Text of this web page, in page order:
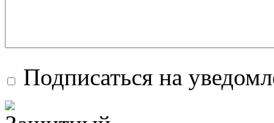
Подписаться на